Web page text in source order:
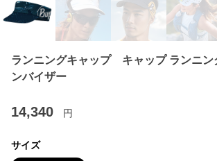
ランニングキャップ キャップ ランニン
ンバイザー
14,340 円
サイズ